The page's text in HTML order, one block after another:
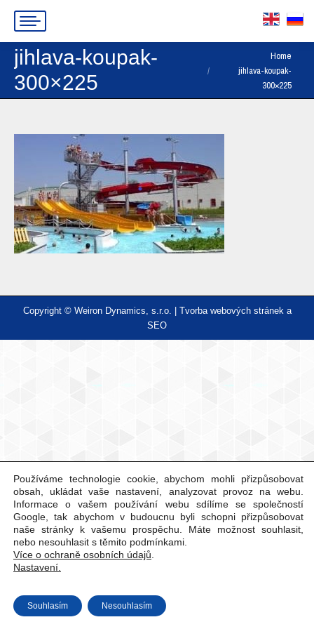
jihlava-koupak-
300×225
Home
jihlava-koupak-
300×225
Copyright © Weiron Dynamics, s.r.o. | Tvorba webových stráneka
SEO
Používáme technologie cookie, abychom mohli přizpůsobovat
obsah, ukládat vaše nastavení, analyzovat provoz na webu.
Informace o vašem používání webu sdílíme se společností
Google, tak abychom v budoucnu byli schopni přizpůsobovat
naše stránky k vašemu prospěchu. Máte možnost souhlasit,
nebo nesouhlasit s těmito podmínkami.
Více o ochraně osobních údajů
Nastavení.
Souhlasím Nesouhlasím